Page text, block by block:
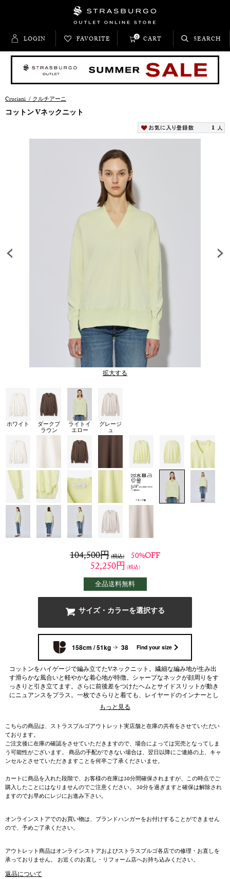
LOGIN FAVORITE CART
0 SEARCH
Cruciani/クルチアーニ
コットン Vネックニット
1
拡大する
ホワイト ダークブ
ラウン
ライトイ
エロー
グレージ
ュ
104,500円(税込) 50%OFF
52,250円 (税込)
全品送料無料
サイズ・カラーを選択する
158cm / 51kg 38 Find your size
コットンをハイゲージで編み立てたVネックニット。繊細な編み地が生み出
す滑らかな風合いと軽やかな着心地が特徴。シャープなネックが顔周りをす
っきりと引き立てます。さらに前後差をつけたヘムとサイドスリットが動き
にニュアンスをプラス。一枚でさらりと着ても、レイヤードのインナーとし
もっと見る
こちらの商品は、ストラスブルゴアウトレット実店舗と在庫の共有をさせていただい
ております。
ご注文後に在庫の確認をさせていただきますので、場合によっては完売となってしま
う可能性がございます。 商品の手配ができない場合は、翌日以降にご連絡の上、キャ
ンセルとさせていただきますことを何卒ご了承くださいませ。
カートに商品を入れた段階で、お客様の在庫は30分間確保されますが、この時点でご
購入したことにはなりませんのでご注意ください。 30分を過ぎますと確保は解除され
ますのでお早めにレジにお進み下さい。
オンラインストアでのお買い物は、ブランドハンガーをお付けすることができません
ので、予めご了承ください。
アウトレット商品はオンラインストアおよびストラスブルゴ各店での修理・お直しを
承っておりません。 お近くのお直し・リフォーム店へお持ち込みください。
返品について